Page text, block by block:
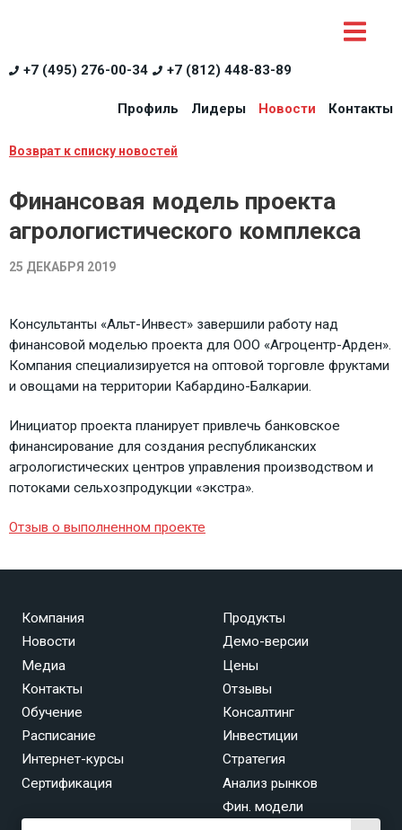
+7 (495) 276-00-34 +7 (812) 448-83-89
Профиль Лидеры Новости Контакты
Возврат к списку новостей
Финансовая модель проекта
агрологистического комплекса
25 ДЕКАБРЯ 2019
Консультанты «Альт-Инвест» завершили работу над
финансовой моделью проекта для ООО «Агроцентр-Арден».
Компания специализируется на оптовой торговле фруктами
и овощами на территории Кабардино-Балкарии.
Инициатор проекта планирует привлечь банковское
финансирование для создания республиканских
агрологистических центров управления производством и
потоками сельхозпродукции «экстра».
Отзыв о выполненном проекте
Компания
Новости
Медиа
Контакты
Продукты
Демо-версии
Цены
Отзывы
Обучение
Расписание
Интернет-курсы
Сертификация
Консалтинг
Инвестиции
Стратегия
Анализ рынков
Фин. модели